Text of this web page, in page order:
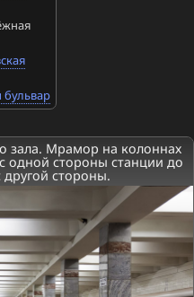
бульвар
зала. Мрамор на колоннах
одной стороны станции до
другой стороны.